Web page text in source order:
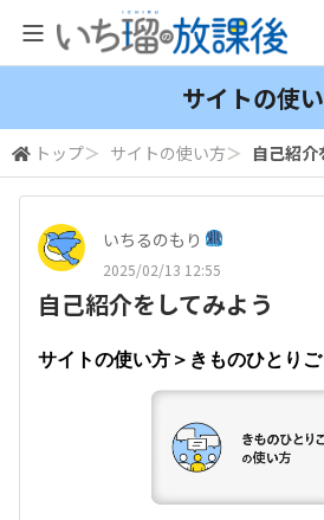
サイトの使
トップ＞ サイトの使い方＞ 自己紹介
いちるのもり
2025/02/13 12:55
自己紹介をしてみよう
サイトの使い方＞きものひとり